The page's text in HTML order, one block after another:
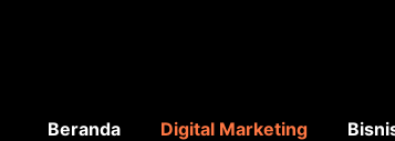
Beranda Digital Marketing